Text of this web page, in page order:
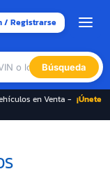
/ Registrarse
Búsqueda
en Venta - ¡Únete